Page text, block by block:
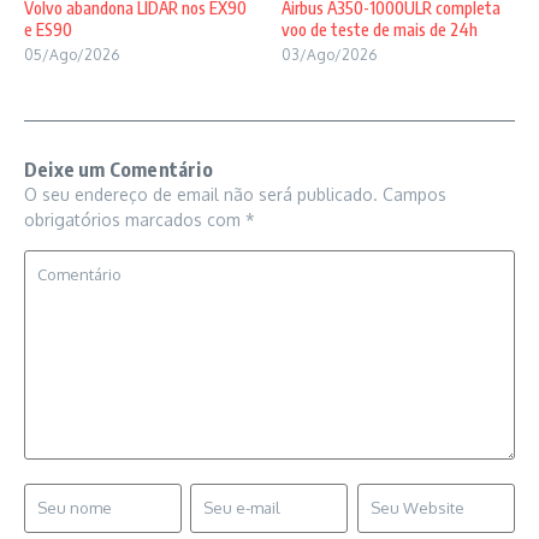
Volvo abandona LIDAR nos EX90
e ES90
05/Ago/2026
Airbus A350-1000ULR completa
voo de teste de mais de 24h
03/Ago/2026
Deixe um Comentário
O seu endereço de email não será publicado. Campos
obrigatórios marcados com *